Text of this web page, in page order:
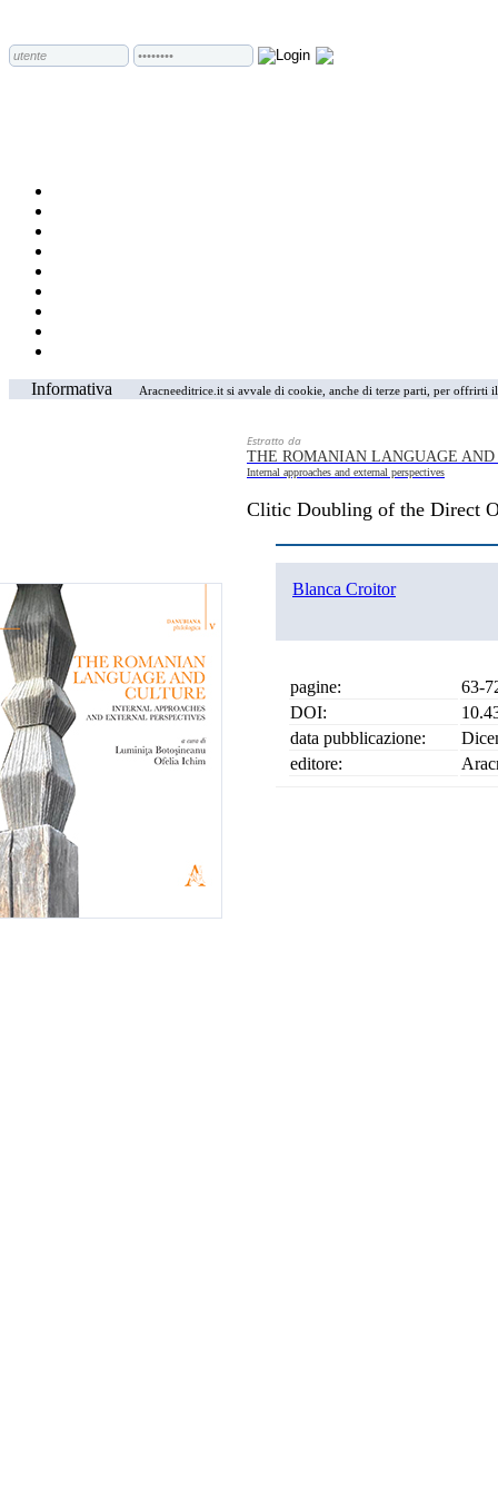
Informativa Aracneeditrice.it si avvale di cookie, anche di terze parti, per
Estratto da
THE ROMANIAN LANGUAGE AND
Internal approaches and external perspectives
Clitic Doubling of the Direct
Blanca Croitor
pagine:
63-
DOI:
data pubblicazione:
editore: